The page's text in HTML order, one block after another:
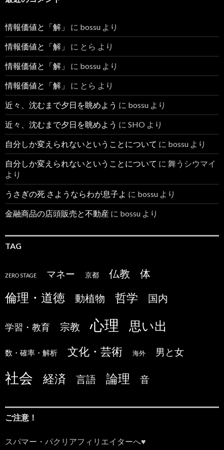
情報価値と「解」 に bossu より
情報価値と「解」 に とら より
情報価値と「解」 に bossu より
情報価値と「解」 に とら より
近々、沈むまで夕日を眺めよう に bossu より
近々、沈むまで夕日を眺めよう に SHO より
自分しか変えられないということについて に bossu より
自分しか変えられないということについて に 舞うシウマイ
より
うさぎの死 さようならわが息子よ に bossu より
金融商品の店頭販売と不動産 に bossu より
TAG
ZERO STAGE マネー 京都 仏教 体
倫理・道徳 動植物 哲学 国内
学習・教育 宗教 心理 思い出
数・確率・解析 文化・芸術 海外 男と女
社会 経済 言語 論理 音
ご注意！
スパマー・パクリアフィリエイターへ♥